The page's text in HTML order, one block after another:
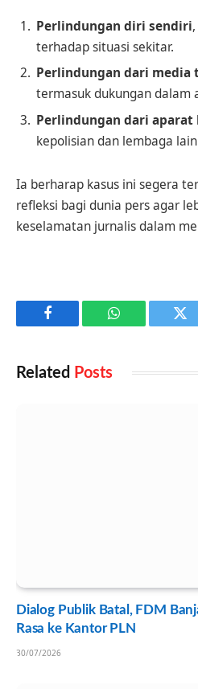
Perlindungan diri sendiri
terhadap situasi sekitar.
Perlindungan dari media
termasuk dukungan dalam
Perlindungan dari aparat
kepolisian dan lembaga
Ia berharap kasus ini segera
refleksi bagi dunia pers agar
keselamatan jurnalis dalam
Facebook WhatsApp
Related Posts
Dialog Publik Batal, FDM
Rasa ke Kantor PLN
30/07/2026